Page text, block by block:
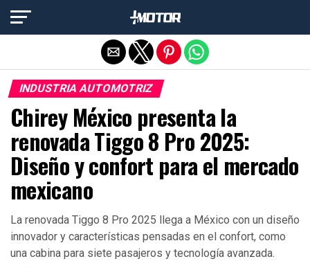
INDUSTRIA AUTOMOTRIZ
Chirey México presenta la
renovada Tiggo 8 Pro 2025:
Diseño y confort para el mercado
mexicano
La renovada Tiggo 8 Pro 2025 llega a México con un diseño
innovador y características pensadas en el confort, como
una cabina para siete pasajeros y tecnología avanzada.
Salir de la versión móvil